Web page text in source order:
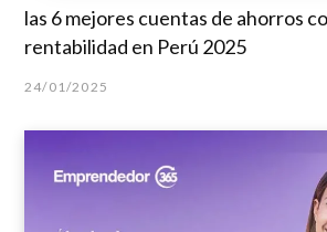
las 6 mejores cuentas de ahorros
rentabilidad en Perú 2025
24/01/2025